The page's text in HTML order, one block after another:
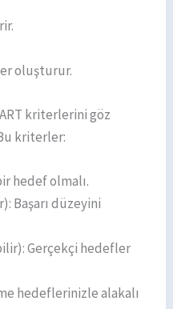
oluşturur.
kriterlerini göz
kriterler:
hedef olmalı.
Başarı düzeyini
Gerçekçi hedefler
hedeflerinizle alakalı